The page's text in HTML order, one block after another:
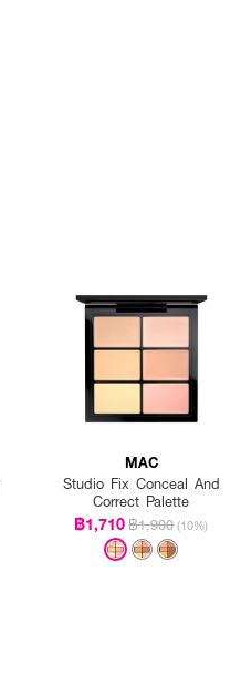
MAC
Studio Fix Conceal And
Correct Palette
฿1,710฿1,900 (10%)